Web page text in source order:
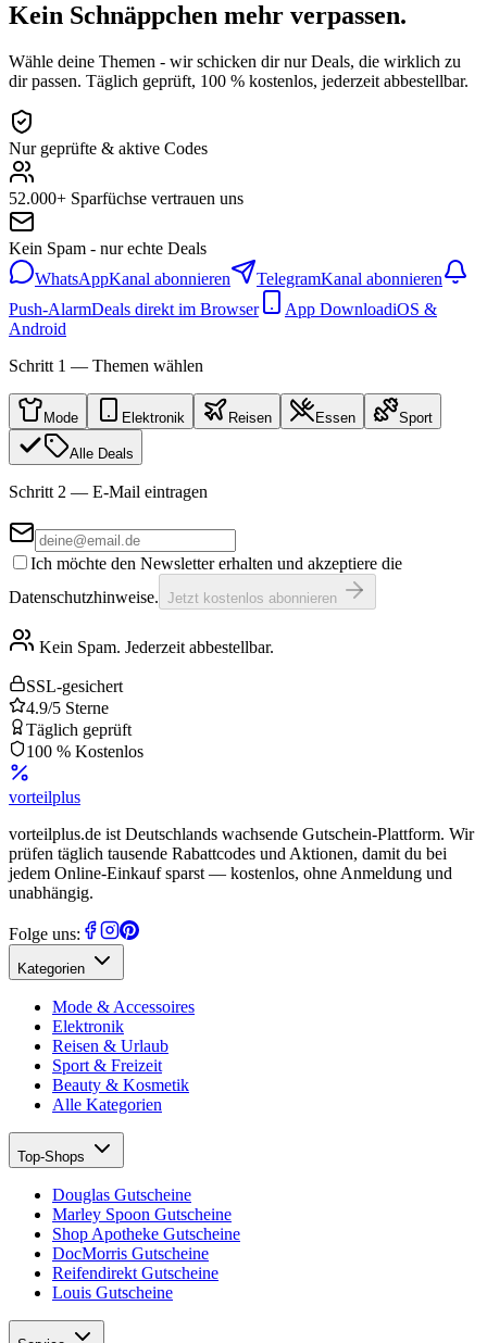
Kein Schnäppchen mehr verpassen.
Wähle deine Themen - wir schicken dir nur Deals, die wirklich zu
dir passen. Täglich geprüft, 100 % kostenlos, jederzeit abbestellbar.
Nur geprüfte & aktive Codes
52.000+ Sparfüchse vertrauen uns
Kein Spam - nur echte Deals
WhatsAppKanal abonnieren TelegramKanal abonnieren
Push-AlarmDeals direkt im Browser App DownloadiOS &
Android
Schritt 1 — Themen wählen
Mode Elektronik Reisen Essen Sport
Alle Deals
Schritt 2 — E-Mail eintragen
Ich möchte den Newsletter erhalten und akzeptiere die
Datenschutzhinweise. Jetzt kostenlos abonnieren
Kein Spam. Jederzeit abbestellbar.
SSL-gesichert
4.9/5 Sterne
Täglich geprüft
100 % Kostenlos
vorteilplus
vorteilplus.de ist Deutschlands wachsende Gutschein-Plattform. Wir
prüfen täglich tausende Rabattcodes und Aktionen, damit du bei
jedem Online-Einkauf sparst — kostenlos, ohne Anmeldung und
unabhängig.
Folge uns:
Kategorien
Mode & Accessoires
Elektronik
Reisen & Urlaub
Sport & Freizeit
Beauty & Kosmetik
Alle Kategorien
Top-Shops
Douglas Gutscheine
Marley Spoon Gutscheine
Shop Apotheke Gutscheine
DocMorris Gutscheine
Reifendirekt Gutscheine
Louis Gutscheine